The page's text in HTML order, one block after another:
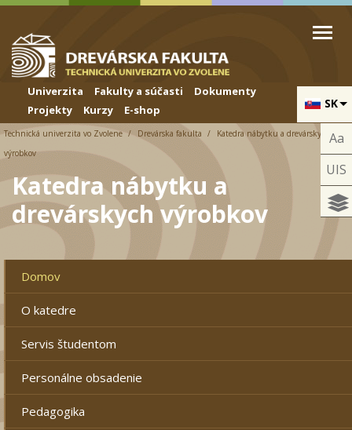
Skip to cookies
Skip to navigation
Skočiť na hlavný obsah
SK
Univerzita Fakulty a súčasti
Dokumenty
Projekty
Kurzy E-shop
Aa
UIS
Technická univerzita vo Zvolene Drevárska fakulta
Katedra nábytku a drevárskych
výrobkov
Katedra nábytku a
drevárskych výrobkov
Domov
O katedre
Servis študentom
Personálne obsadenie
Pedagogika